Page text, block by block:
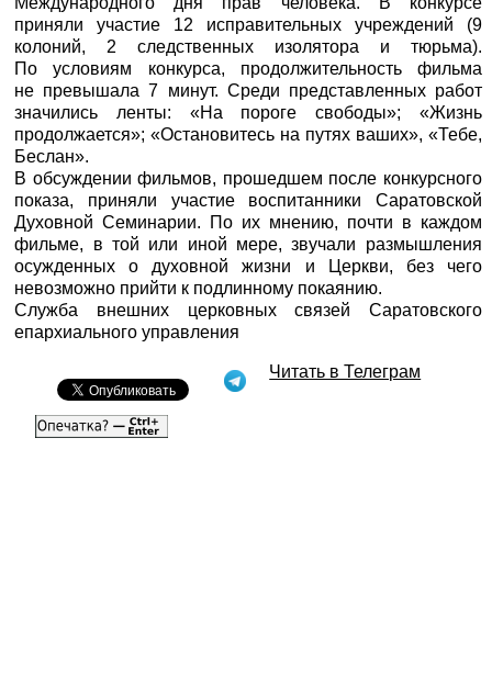
приняли участие 12 исправительных учреждений (9
колоний, 2 следственных изолятора и тюрьма).
По условиям конкурса, продолжительность фильма
не превышала 7 минут. Среди представленных работ
значились ленты: «На пороге свободы»; «Жизнь
продолжается»; «Остановитесь на путях ваших», «Тебе,
Беслан».
В обсуждении фильмов, прошедшем после конкурсного
показа, приняли участие воспитанники Саратовской
Духовной Семинарии. По их мнению, почти в каждом
фильме, в той или иной мере, звучали размышления
осужденных о духовной жизни и Церкви, без чего
невозможно прийти к подлинному покаянию.
Служба внешних церковных связей Саратовского
епархиального управления
Читать в Телеграм